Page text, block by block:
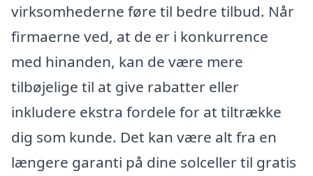
virksomhederne føre til bedre tilbud. Når
firmaerne ved, at de er i konkurrence
med hinanden, kan de være mere
tilbøjelige til at give rabatter eller
inkludere ekstra fordele for at tiltrække
dig som kunde. Det kan være alt fra en
længere garanti på dine solceller til gratis